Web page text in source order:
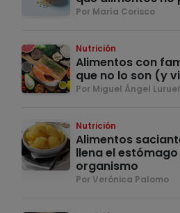
Por María Corisco
Nutrición
Alimentos con
que no lo son (y
Por Miguel Ángel
Nutrición
Alimentos
llena el
organismo
Por Verónica Palomo